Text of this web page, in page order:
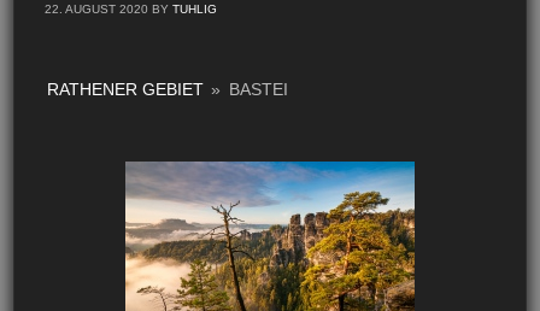
22. AUGUST 2020 BYTUHLIG
RATHENER GEBIET » BASTEI